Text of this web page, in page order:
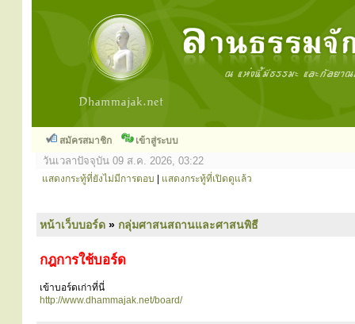
สมัครสมาชิก เข้าสู่ระบบ
วันเวลาปัจจุบัน 09 ส.ค. 2026, 03:22
แสดงกระทู้ที่ยังไม่มีการตอบ แสดงกระทู้ที่เปิดดูแล้ว
หน้าเว็บบอร์ด » กลุ่มศาสนสถานและศาสนพิธี
กฎการใช้บอร์ด
เข้าบอร์ดเก่าที่นี่
http://www.dhammajak.net/board/